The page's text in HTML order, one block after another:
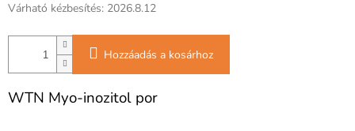
Várható kézbesítés: 2026.8.12
Hozzáadás a kosárhoz
WTN Myo-inozitol por